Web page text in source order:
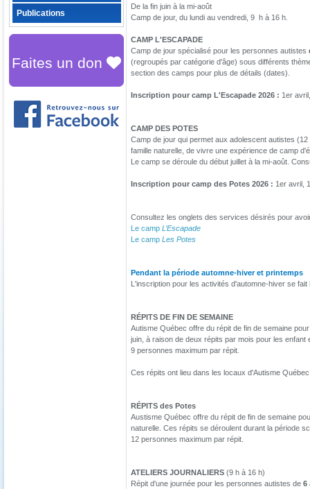
Publications
Faites un don
De la fin juin à la mi-août
Camp de jour, du lundi au vendredi, 9 h à 16 h.
CAMP L'ESCAPADE
Camp de jour spécialisé pour les personnes autistes
(regroupés par catégorie d'âge) sous différents
section des camps pour plus de détails (dates).
Inscription pour camp L'Escapade 2026 : 1er
CAMP DES POTES
Camp de jour qui permet aux adolescent autistes
famille naturelle, de vivre une expérience de camp
Le camp se déroule du début juillet à la mi-août.
Inscription pour camp des Potes 2026 : 1er avril,
Consultez les onglets des services désirés pour
Le camp L’Escapade
Le camp Les Potes
Pendant la période automne-hiver et printemps
L'inscription pour les activités d'automne-hiver se
RÉPITS DE FIN DE SEMAINE
Autisme Québec offre du répit de fin de semaine
juin, à raison de deux répits par mois pour les enfant
9 personnes maximum par répit.
Ces répits ont lieu dans les locaux d'Autisme
RÉPITS des Potes
Austisme Québec offre du répit de fin de semaine
naturelle. Ces répits se déroulent durant la période
12 personnes maximum par répit.
ATELIERS JOURNALIERS (9 h à 16 h)
Répit d'une journée pour les personnes autistes de 6